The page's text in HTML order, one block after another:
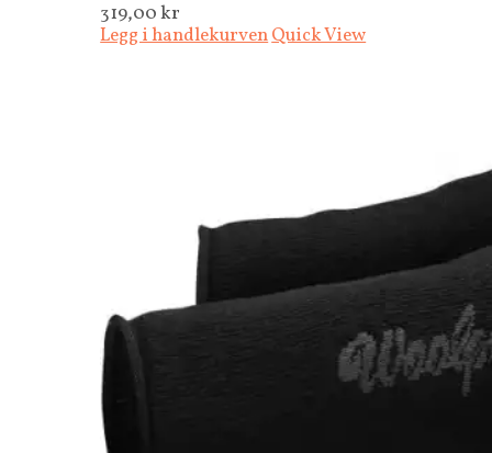
319,00kr
Legg i handlekurvenQuick View